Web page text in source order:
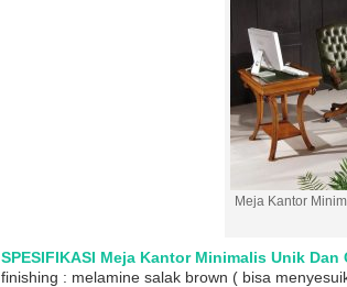
Meja Kantor
SPESIFIKASI Meja Kantor Minimalis Unik Dan
finishing : melamine salak brown ( bisa